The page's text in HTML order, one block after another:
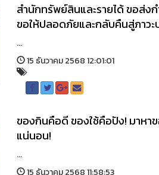
สำนักทรัพย์สินและรายได้ ขอส่ง
ขอให้ปลอดภัยและกลับคืนสู่ภาวะ
...
15 ธันวาคม 2568 12:01:01
ของกินคือดี ของใช้คือปัง! มาหาข
แน่นอน!
...
15 ธันวาคม 2568 11:58:53